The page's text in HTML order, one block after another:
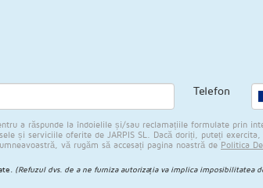
Telefon
a răspunde la îndoielile și/sau reclamațiile formulate prin
și serviciile oferite de JARPIS SL. Dacă doriți, puteți
vă rugăm să accesați pagina noastră de Politica
(Refuzul dvs. de a ne furniza autorizația va implica imposibilitatea